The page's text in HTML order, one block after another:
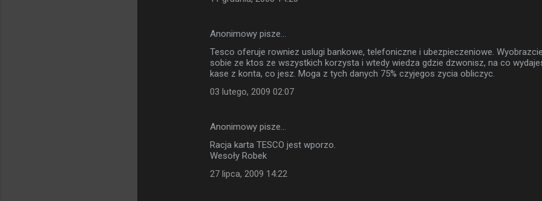
Anonimowy pisze…
Tesco oferuje rowniez uslugi bankowe, telefoniczne i ubezpieczeniowe.
sobie ze ktos ze wszystkich korzysta i wtedy wiedza gdzie dzwonisz, na co
kase z konta, co jesz. Moga z tych danych 75% czyjegos zycia obliczyc.
03 lutego, 2009 02:07
Anonimowy pisze…
Racja karta TESCO jest wporzo.
Wesoły Robek
27 lipca, 2009 14:22